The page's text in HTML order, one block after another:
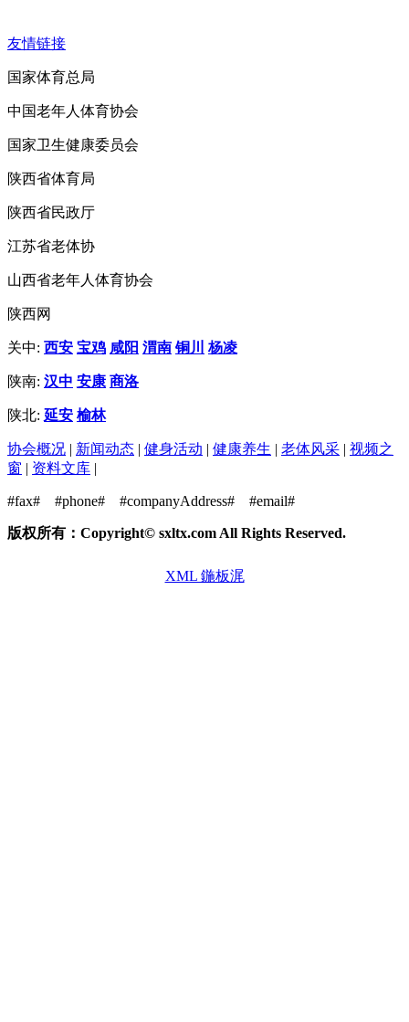
友情链接
国家体育总局
中国老年人体育协会
国家卫生健康委员会
陕西省体育局
陕西省民政厅
江苏省老体协
山西省老年人体育协会
陕西网
关中: 西安 宝鸡 咸阳 渭南 铜川 杨凌
陕南: 汉中 安康 商洛
陕北: 延安 榆林
协会概况 | 新闻动态 | 健身活动 | 健康养生 | 老体风采 | 视频之
窗 | 资料文库 |
#fax# #phone# #companyAddress# #email#
版权所有：Copyright© sxltx.com All Rights Reserved.
XML 鍦板浘